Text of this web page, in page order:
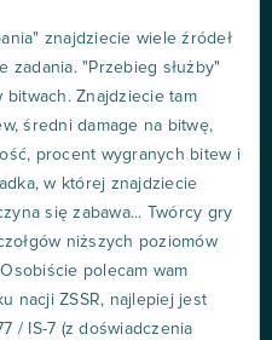
znajdziecie wiele źródeł
zadania. "Przebieg służby"
Znajdziecie tam
średni damage na bitwę,
procent wygranych bitew i
w której znajdziecie
się zabawa... Twórcy gry
niższych poziomów
polecam wam
nacji ZSSR, najlepiej jest
/ IS-7 (z doświadczenia